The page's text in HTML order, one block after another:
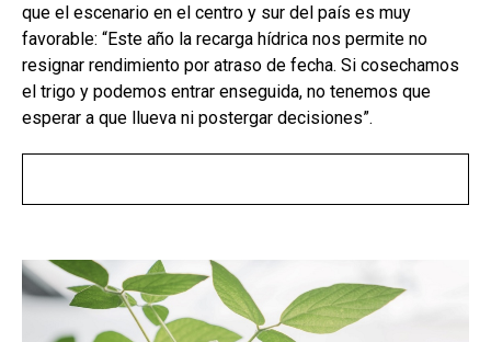
que el escenario en el centro y sur del país es muy
favorable: “Este año la recarga hídrica nos permite no
resignar rendimiento por atraso de fecha. Si cosechamos
el trigo y podemos entrar enseguida, no tenemos que
esperar a que llueva ni postergar decisiones”.